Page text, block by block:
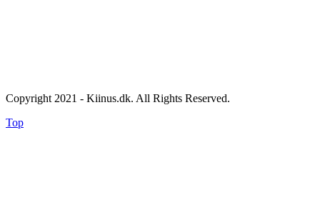
Copyright 2021 - Kiinus.dk. All Rights Reserved.
Top